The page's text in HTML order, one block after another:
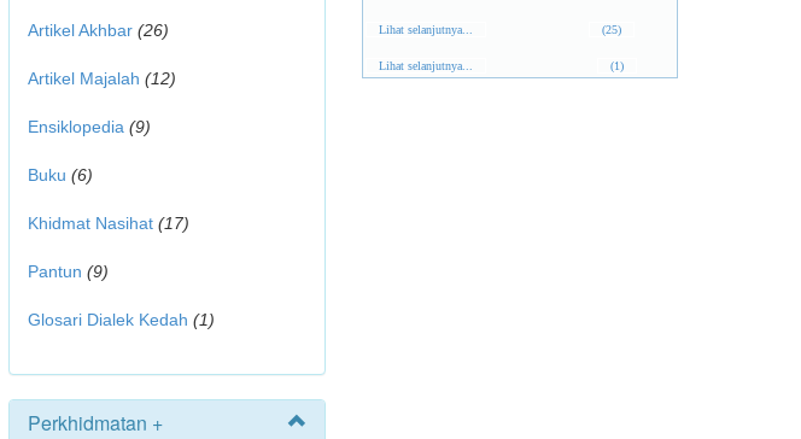
Artikel Akhbar (26)
Artikel Majalah (12)
Ensiklopedia (9)
Buku (6)
Khidmat Nasihat (17)
Pantun (9)
Glosari Dialek Kedah (1)
Perkhidmatan +
Lihat selanjutnya... (25)
Lihat selanjutnya... (1)